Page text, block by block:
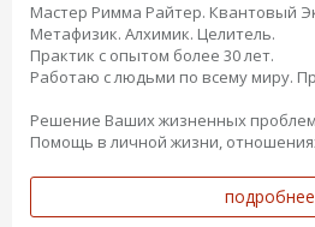
Мастер Римма Райтер. Квантовый
Метафизик. Алхимик. Целитель.
Практик с опытом более 30 лет.
Работаю с людьми по всему миру.
Решение Ваших жизненных
Помощь в личной жизни,
подробнее